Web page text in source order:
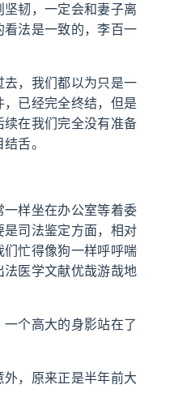
韧，一定会和妻子离
法是一致的，李百一
，我们都以为只是一
已经完全终结，但是
在我们完全没有准备
舌。
样坐在办公室等着委
司法鉴定方面，相对
忙得像狗一样呼呼喘
医学文献优哉游哉地
个高大的身影站在了
，原来正是半年前大